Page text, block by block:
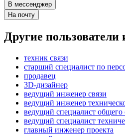
В мессенджер
На почту
Другие
техник связи
старший специалист по
продавец
3D-дизайнер
ведущий инженер связи
ведущий инженер
ведущий специалист общего
ведущий специалист
главный инженер проекта